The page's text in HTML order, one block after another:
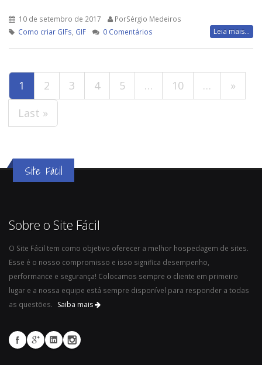
10 de setembro de 2017
PorSérgio Medeiros
Como criar GIFs, GIF 0 Comentários Leia mais...
1 2 3 4 5 … 10 …
»
Last »
Site Fácil
Sobre o Site Fácil
O Site Fácil tem como objetivo oferecer a melhor hospedagem de sites.
Esse é o nosso compromisso e isso significa desempenho,
performance e segurança! Colocamos sempre o cliente em primeiro
lugar e a nossa equipe está sempre disponível para responder a todas
as questões.
Saiba mais